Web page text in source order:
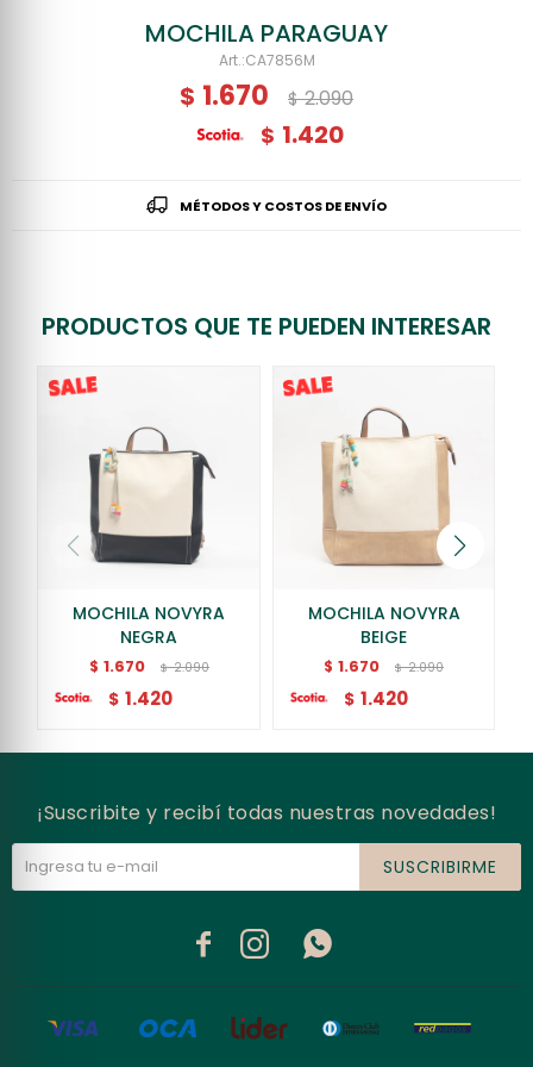
MOCHILA PARAGUAY
CA7856M
$ 1.670 $ 2.090
$ 1.420
MÉTODOS Y COSTOS DE ENVÍO
PRODUCTOS QUE TE PUEDEN INTERESAR
MOCHILA NOVYRA
NEGRA
$ 1.670 $ 2.090
$ 1.420
MOCHILA NOVYRA
BEIGE
$ 1.670 $ 2.090
$ 1.420
¡Suscribite y recibí todas nuestras novedades!
SUSCRIBIRME
  